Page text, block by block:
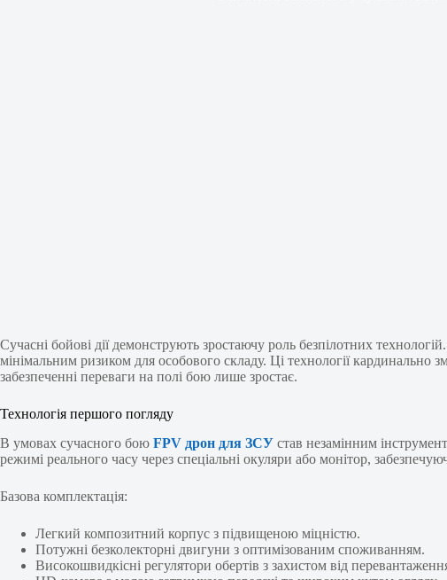
Сучасні бойові дії демонструють зростаючу роль безпілотних
мінімальним ризиком для особового складу. Ці технології
забезпеченні переваги на полі бою лише зростає.
Технологія першого погляду
В умовах сучасного бою FPV дрон для ЗСУ став незамінним
режимі реального часу через спеціальні окуляри або монітор,
Базова комплектація:
Легкий композитний корпус з підвищеною міцністю.
Потужні безколекторні двигуни з оптимізованим споживанням.
Високошвидкісні регулятори обертів з захистом від